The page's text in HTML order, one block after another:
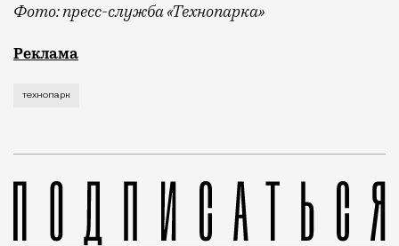
Фото: пресс-служба «Технопарка»
Рекламные кампании техники редко выходят за
Реклама
технопарк